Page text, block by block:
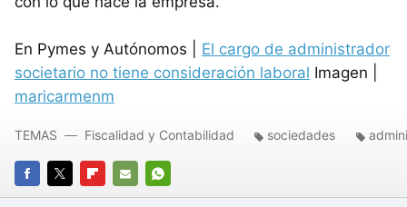
En Pymes y Autónomos | El cargo de administrador
societario no tiene consideración laboral Imagen |
maricarmenm
FACEBOOK
TWITTERFLIPBOARD
E-
WHATSAPP
TEMAS Fiscalidad y Contabilidad sociedades